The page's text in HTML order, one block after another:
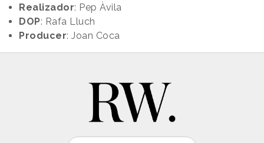
Realizador: Pep Àvila
DOP: Rafa Lluch
Producer: Joan Coca